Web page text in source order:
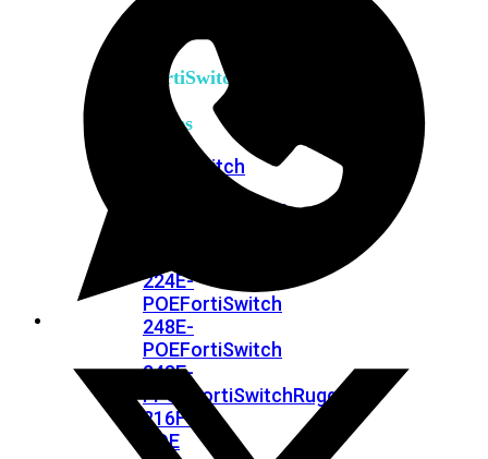
FortiSwitch
200
Series
FortiSwitch
FortiSwitch
224E-
POEFortiSwitch
248E-
POEFortiSwitch
248E-
FPOE
FortiSwitchRugged
216F-
POE